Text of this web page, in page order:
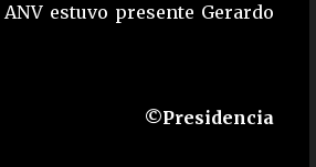
estuvo presente Gerardo
©Presidencia